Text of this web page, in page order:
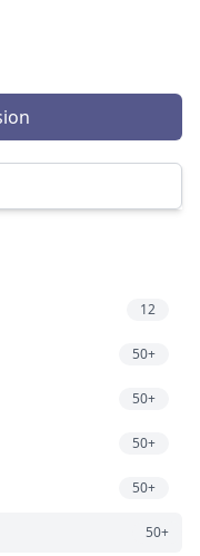
12
50+
50+
50+
50+
50+